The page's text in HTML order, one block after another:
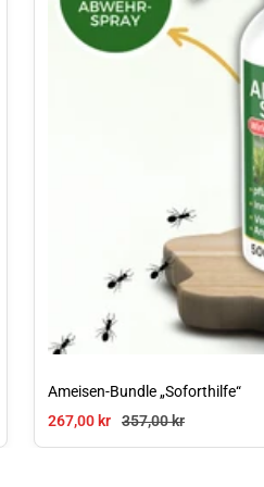
Ameisen-Bundle „Soforthilfe“
Angebotspreis
267,00 kr Regulärer Preis
357,00 kr